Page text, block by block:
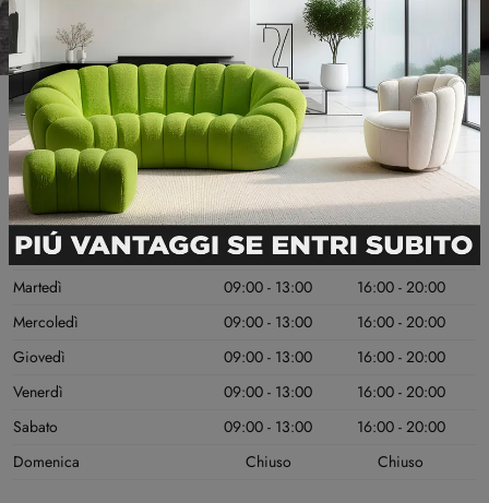
Informazioni Utili
GIORNI DI APERTURA MATTINO POMERIGGIO
Lunedì Chiuso
Chiuso
Martedì
09:00 - 13:00
16:00 - 20:00
Mercoledì
09:00 - 13:00
16:00 - 20:00
Giovedì
09:00 - 13:00
16:00 - 20:00
Venerdì
09:00 - 13:00
16:00 - 20:00
Sabato
09:00 - 13:00
16:00 - 20:00
Domenica
Chiuso Chiuso